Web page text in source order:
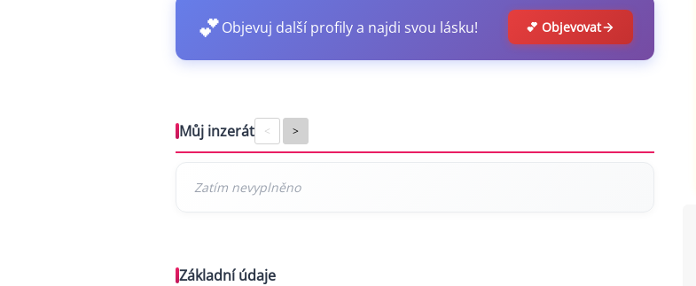
💕Objevuj další profily a najdi svou lásku! 💕 Objevovat
Můj inzerát < >
Základní údaje